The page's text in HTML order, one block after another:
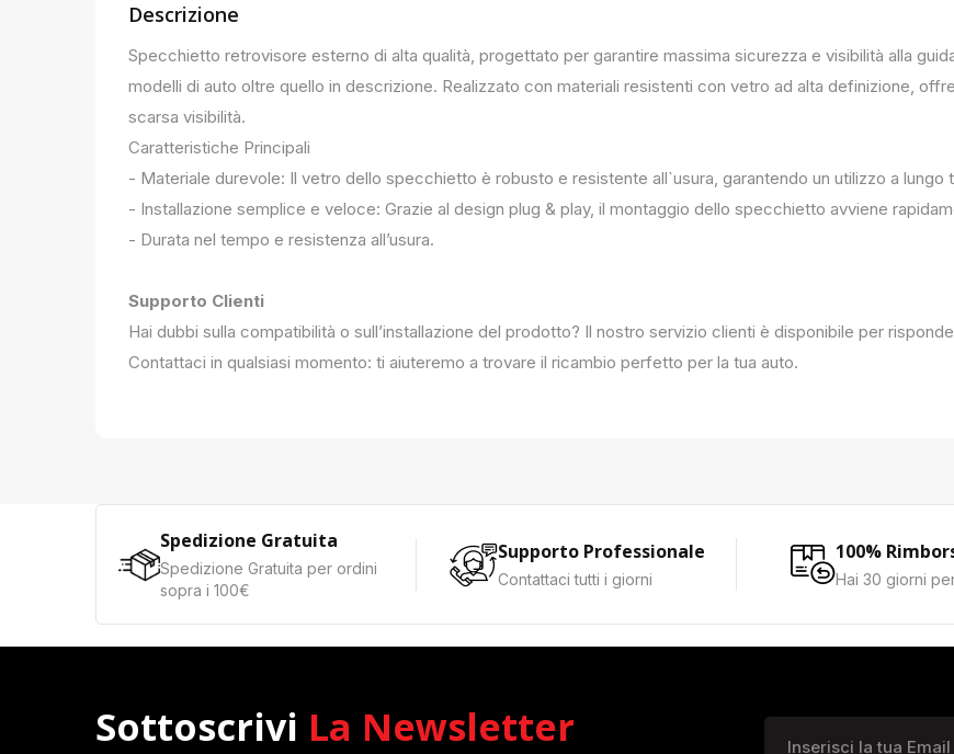
Descrizione
Specchietto retrovisore esterno di alta qualità, progettato per garantire massima sicurezza e visibilità alla
modelli di auto oltre quello in descrizione. Realizzato con materiali resistenti con vetro ad alta definizione,
scarsa visibilità.
Caratteristiche Principali
- Materiale durevole: Il vetro dello specchietto è robusto e resistente all`usura, garantendo un utilizzo a lungo
- Installazione semplice e veloce: Grazie al design plug & play, il montaggio dello specchietto avviene
- Durata nel tempo e resistenza all’usura.
Supporto Clienti
Hai dubbi sulla compatibilità o sull’installazione del prodotto? Il nostro servizio clienti è disponibile per
Contattaci in qualsiasi momento: ti aiuteremo a trovare il ricambio perfetto per la tua auto.
Spedizione Gratuita
Spedizione Gratuita per ordini
sopra i 100€
Supporto Professionale
Contattaci tutti i giorni
100%
Hai 30 giorni
Sottoscrivi La Newsletter